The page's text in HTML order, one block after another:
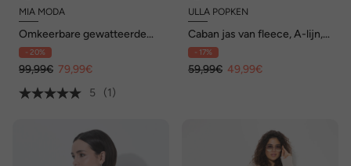
MIA MODA
Omkeerbare gewatteerde
jas, Classic Fit, drukknopen,
lange mouwen
- 20%
99,99€ 79,99€
5
(1)
ULLA POPKEN
Caban jas van fleece, A-lijn,
reverskraag, lange mouwen
- 17%
59,99€ 49,99€